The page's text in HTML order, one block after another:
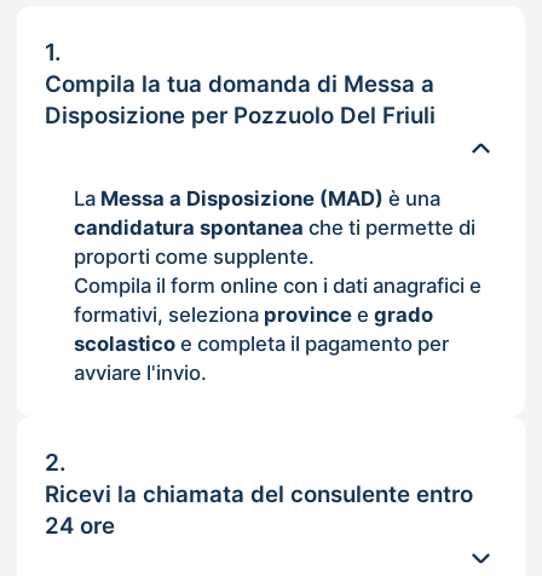
1.
Compila la tua domanda di Messa a
Disposizione per Pozzuolo Del Friuli
La Messa a Disposizione (MAD) è una
candidatura spontanea che ti permette di
proporti come supplente.
Compila il form online con i dati anagrafici e
formativi, seleziona provincee grado
scolasticoe completa il pagamento per
avviare l'invio.
2.
Ricevi la chiamata del consulente entro
24 ore